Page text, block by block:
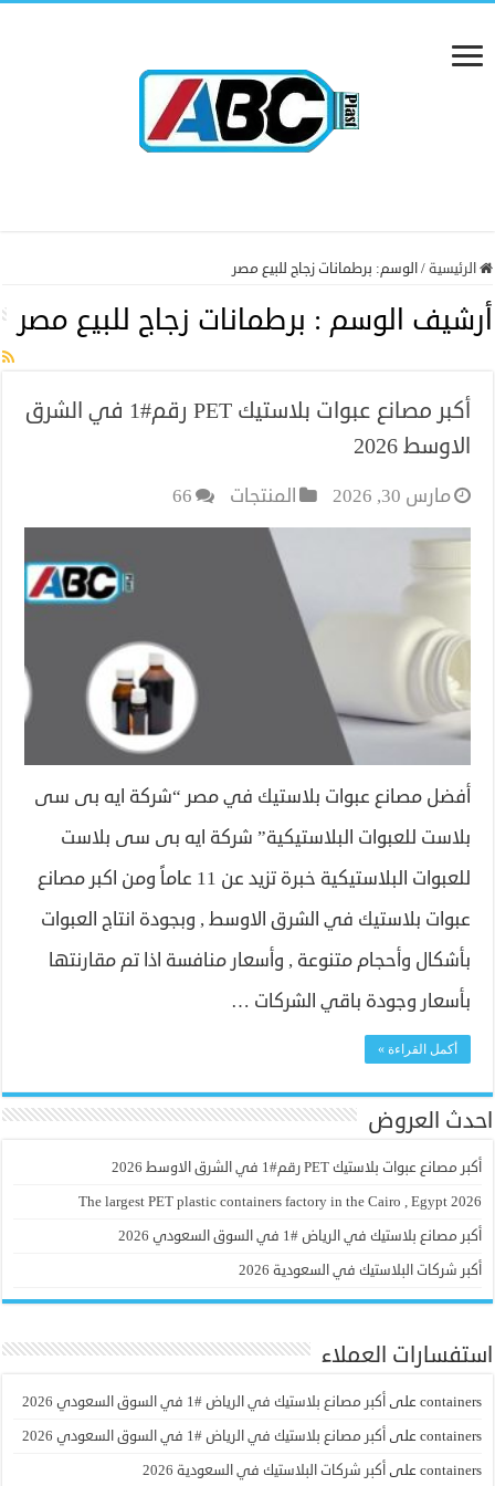
الرئيسية/الوسم: برطمانات زجاج للبيع مصر
أرشيف الوسم : برطمانات زجاج للبيع مصر
أكبر مصانع عبوات بلاستيك PET رقم#1 في الشرق
الاوسط 2026
مارس 30, 2026 المنتجات 66
أفضل مصانع عبوات بلاستيك في مصر “شركة ايه بى سى
بلاست للعبوات البلاستيكية” شركة ايه بى سى بلاست
للعبوات البلاستيكية خبرة تزيد عن 11 عاماً ومن اكبر مصانع
عبوات بلاستيك في الشرق الاوسط , وبجودة انتاج العبوات
بأشكال وأحجام متنوعة , وأسعار منافسة اذا تم مقارنتها
بأسعار وجودة باقي الشركات …
أكمل القراءة »
احدث العروض
أكبر مصانع عبوات بلاستيك PET رقم#1 في الشرق الاوسط 2026
The largest PET plastic containers factory in the Cairo , Egypt 2026
أكبر مصانع بلاستيك في الرياض #1 في السوق السعودي 2026
أكبر شركات البلاستيك في السعودية 2026
استفسارات العملاء
containers علىأكبر مصانع بلاستيك في الرياض #1 في السوق السعودي 2026
containers علىأكبر مصانع بلاستيك في الرياض #1 في السوق السعودي 2026
containers علىأكبر شركات البلاستيك في السعودية 2026